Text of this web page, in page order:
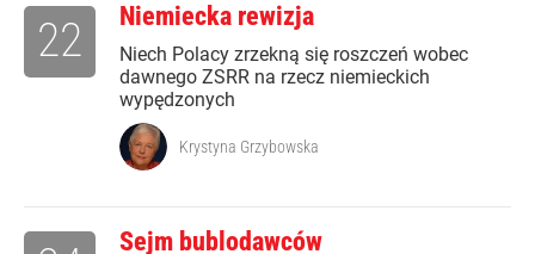
Niemiecka rewizja
Niech Polacy zrzekną się roszczeń wobec
dawnego ZSRR na rzecz niemieckich
wypędzonych
22
Krystyna Grzybowska
Sejm bublodawców